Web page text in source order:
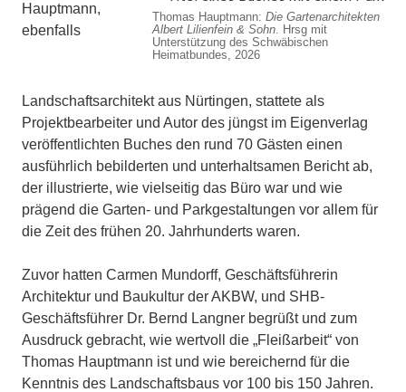
Thomas Hauptmann: Die Gartenarchitekten
Albert Lilienfein & Sohn. Hrsg mit
Unterstützung des Schwäbischen
Heimatbundes, 2026
Hauptmann,
ebenfalls
Landschaftsarchitekt aus Nürtingen, stattete als
Projektbearbeiter und Autor des jüngst im Eigenverlag
veröffentlichten Buches den rund 70 Gästen einen
ausführlich bebilderten und unterhaltsamen Bericht ab,
der illustrierte, wie vielseitig das Büro war und wie
prägend die Garten- und Parkgestaltungen vor allem für
die Zeit des frühen 20. Jahrhunderts waren.
Zuvor hatten Carmen Mundorff, Geschäftsführerin
Architektur und Baukultur der AKBW, und SHB-
Geschäftsführer Dr. Bernd Langner begrüßt und zum
Ausdruck gebracht, wie wertvoll die „Fleißarbeit“ von
Thomas Hauptmann ist und wie bereichernd für die
Kenntnis des Landschaftsbaus vor 100 bis 150 Jahren.